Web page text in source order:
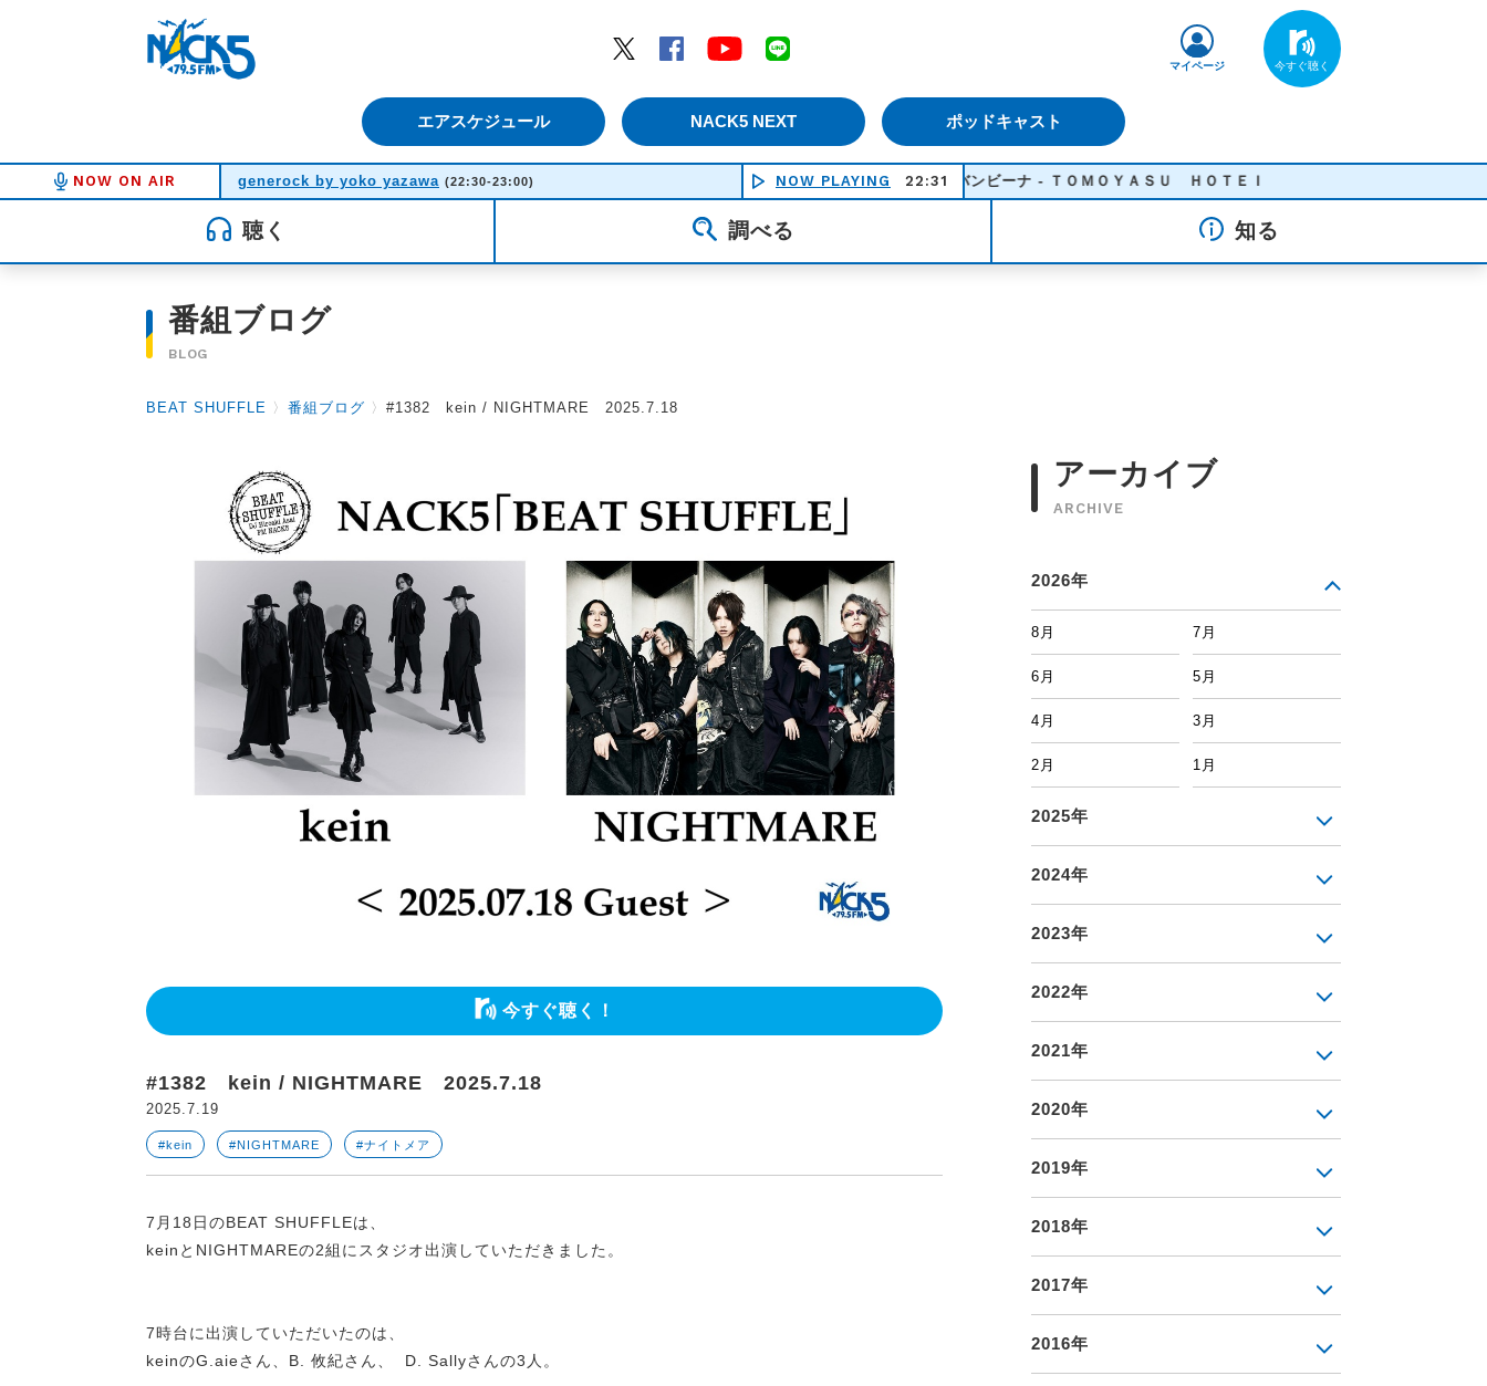
Twitter
Facebook YouTube
エアスケジュール NACK5 NEXT ポッドキャスト
マイページ
NOW ON AIR generock by yoko yazawa (22:30-23:00) NOW PLAYING 22:31
バンビーナ - ＴＯＭＯＹＡＳＵ ＨＯＴＥＩ
聴く 調べる 知る
番組ブログ
BLOG
BEAT SHUFFLE 〉 番組ブログ 〉 #1382 kein / NIGHTMARE 2025.7.18
今すぐ聴く！
#1382 kein / NIGHTMARE 2025.7.18
2025.7.19
#kein #NIGHTMARE #ナイトメア
7月18日のBEAT SHUFFLEは、
keinとNIGHTMAREの2組にスタジオ出演していただきました。
7時台に出演していただいたのは、
keinのG.aieさん、B. 攸紀さん、 D. Sallyさんの3人。
アーカイブ
ARCHIVE
2026年
8月 7月
6月 5月
4月 3月
2月 1月
2025年
2024年
2023年
2022年
2021年
2020年
2019年
2018年
2017年
2016年